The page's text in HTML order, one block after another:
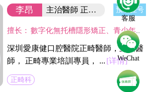
客服
WeChat
李昂 主治醫師 正畸學碩士 预约挂号
擅长： 數字化無托槽隱形矯正、青少年早期矯正、個性化舌側矯正及Insignia數字化精準高效唇側矯正。
深圳愛康健口腔醫院正畸醫師，主治醫
師， 正畸專業培訓專員， ... [详情]
正畸科